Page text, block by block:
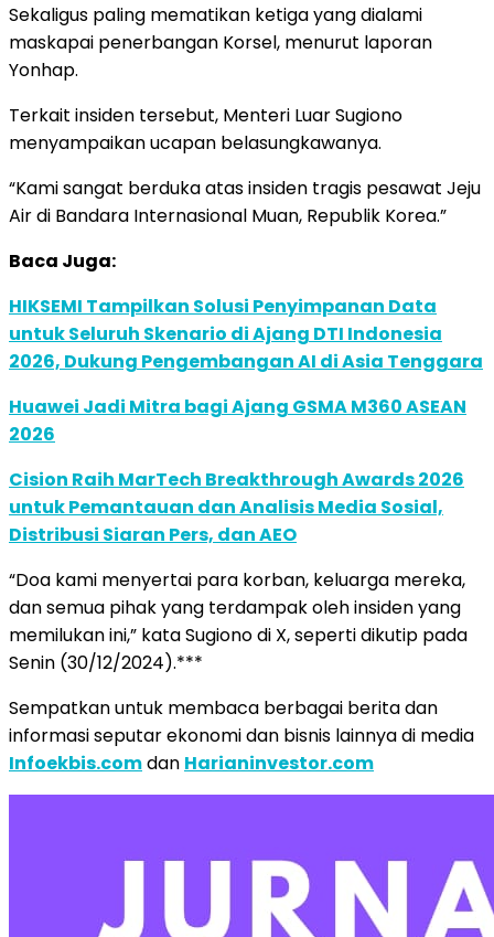
Sekaligus paling mematikan ketiga yang dialami
maskapai penerbangan Korsel, menurut laporan
Yonhap.
Terkait insiden tersebut, Menteri Luar Sugiono
menyampaikan ucapan belasungkawanya.
“Kami sangat berduka atas insiden tragis pesawat Jeju
Air di Bandara Internasional Muan, Republik Korea.”
Baca Juga:
HIKSEMI Tampilkan Solusi Penyimpanan Data
untuk Seluruh Skenario di Ajang DTI Indonesia
2026, Dukung Pengembangan AI di Asia Tenggara
Huawei Jadi Mitra bagi Ajang GSMA M360 ASEAN
2026
Cision Raih MarTech Breakthrough Awards 2026
untuk Pemantauan dan Analisis Media Sosial,
Distribusi Siaran Pers, dan AEO
“Doa kami menyertai para korban, keluarga mereka,
dan semua pihak yang terdampak oleh insiden yang
memilukan ini,” kata Sugiono di X, seperti dikutip pada
Senin (30/12/2024).***
Sempatkan untuk membaca berbagai berita dan
informasi seputar ekonomi dan bisnis lainnya di media
Infoekbis.comdan Harianinvestor.com